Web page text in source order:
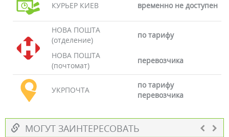
КУРЬЕР КИЕВ временно не доступен
НОВА ПОШТА
(отделение)
по тарифу
НОВА ПОШТА
(почтомат)
перевозчика
УКРПОЧТА
по тарифу
перевозчика
МОГУТ ЗАИНТЕРЕСОВАТЬ